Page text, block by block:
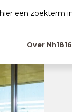
Over Nh1816